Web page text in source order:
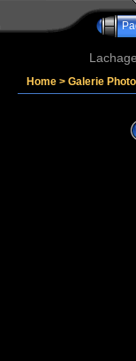
Home > Galerie